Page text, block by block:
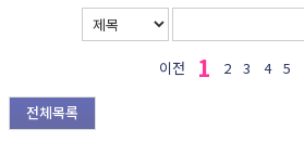
이전 1 2 3 4 5
전체목록